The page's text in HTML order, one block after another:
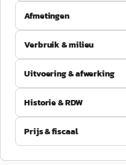
Afmetingen
Verbruik & milieu
Uitvoering & afwerking
Historie & RDW
Prijs & fiscaal